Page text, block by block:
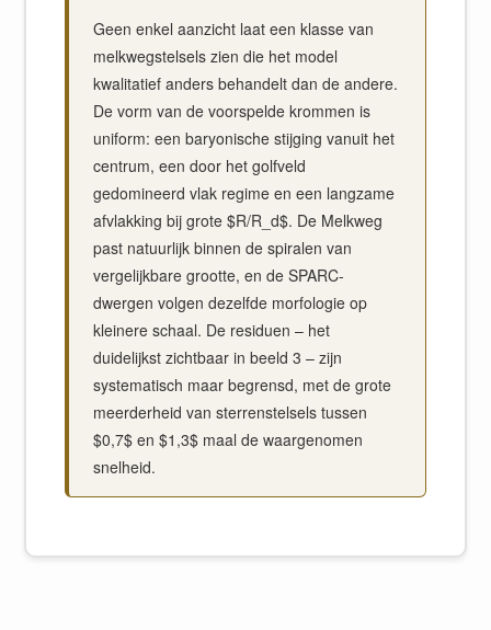
Geen enkel aanzicht laat een klasse van
melkwegstelsels zien die het model
kwalitatief anders behandelt dan de andere.
De vorm van de voorspelde krommen is
uniform: een baryonische stijging vanuit het
centrum, een door het golfveld
gedomineerd vlak regime en een langzame
afvlakking bij grote $R/R_d$. De Melkweg
past natuurlijk binnen de spiralen van
vergelijkbare grootte, en de SPARC-
dwergen volgen dezelfde morfologie op
kleinere schaal. De residuen – het
duidelijkst zichtbaar in beeld 3 – zijn
systematisch maar begrensd, met de grote
meerderheid van sterrenstelsels tussen
$0,7$ en $1,3$ maal de waargenomen
snelheid.